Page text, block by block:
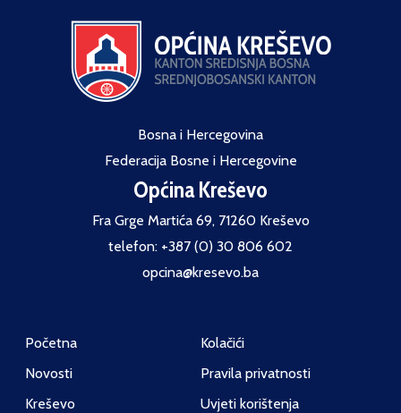
Bosna i Hercegovina
Federacija Bosne i Hercegovine
Općina Kreševo
Fra Grge Martića 69, 71260 Kreševo
telefon: +387 (0) 30 806 602
opcina@kresevo.ba
Početna
Novosti
Kreševo
Kolačići
Pravila privatnosti
Uvjeti korištenja